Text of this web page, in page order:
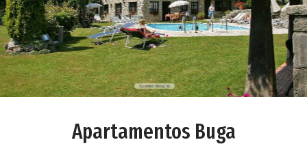
Apartamentos Buga